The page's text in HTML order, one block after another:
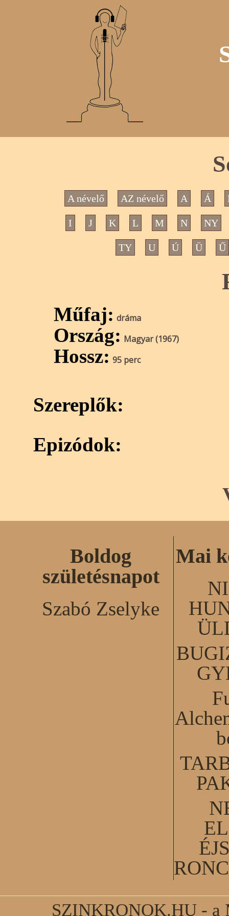
A névelő AZ névelő A Á
I J K L M N NY
TY U Ú Ü Ű
Műfaj: dráma
Ország: Magyar (1967)
Hossz: 95 perc
Szereplők:
Epizódok:
Boldog
születésnapot
Szabó Zselyke
Mai
SZINKRONOK.HU - a